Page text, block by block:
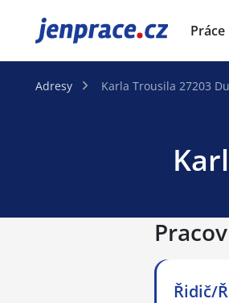
JenPráce.cz Práce
Adresy Karla Trousila 27203
Řidič/